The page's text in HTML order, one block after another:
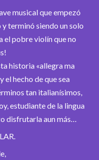
musical que empezó
terminó siendo un solo
el pobre violín que no
historia «allegra ma
el hecho de que sea
tan italianísimos,
estudiante de la lingua
disfrutarla aun más…